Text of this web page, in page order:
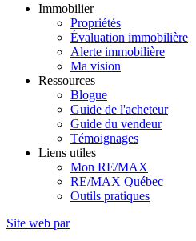
Immobilier
Propriétés
Évaluation immobilière
Alerte immobilière
Ma vision
Ressources
Blogue
Guide de l'acheteur
Guide du vendeur
Témoignages
Liens utiles
Mon RE/MAX
RE/MAX Québec
Outils pratiques
Site web par